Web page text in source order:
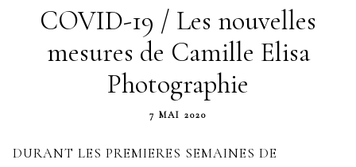
COVID-19 / Les nouvelles
mesures de Camille Elisa
Photographie
7 MAI 2020
DURANT LES PREMIERES SEMAINES DE